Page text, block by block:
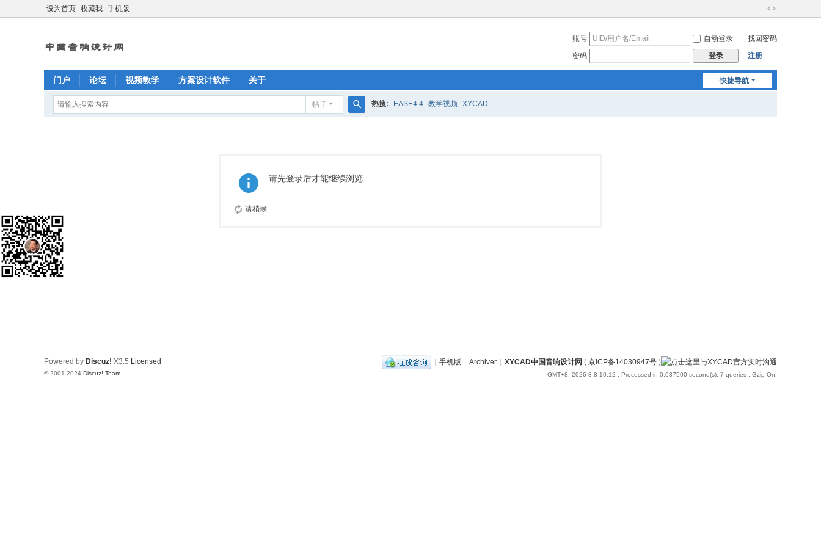
设为首页 收藏我 手机版
切
到
账号 自动登录
找回密码
密码
登录 注册
快捷导航
门户 论坛 视频教学 方案设计软件 关于
帖子 热搜: EASE4.4 教学视频 XYCAD
请先登录后才能继续浏览
请稍候...
| 手机版 | Archiver | XYCAD中国音响设计网 ( 京ICP备14030947号 )
GMT+8, 2026-8-8 10:12 , Processed in 0.037500 second(s), 7 queries , Gzip On.
Powered by Discuz! X3.5 Licensed
© 2001-2024 Discuz! Team